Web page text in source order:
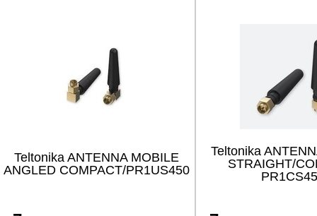
Teltonika ANTENNA MOBILE
ANGLED COMPACT/PR1US450
Teltonika
STRAIGHT/